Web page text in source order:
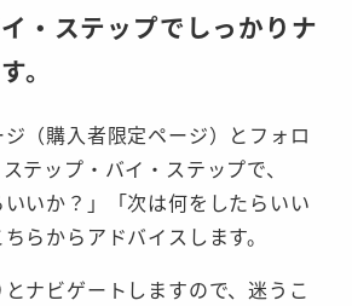
・ステップでしっかりナ
。
（購入者限定ページ）とフォロ
テップ・バイ・ステップで、
いいか？」「次は何をしたらいい
らからアドバイスします。
ナビゲートしますので、迷うこ